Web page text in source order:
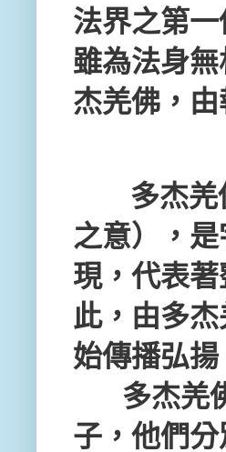
法界之第
雖為法身
杰羌佛，
多杰羌佛
之意），
現，代表
此，由多
始傳播弘揚
多杰羌
子，他們